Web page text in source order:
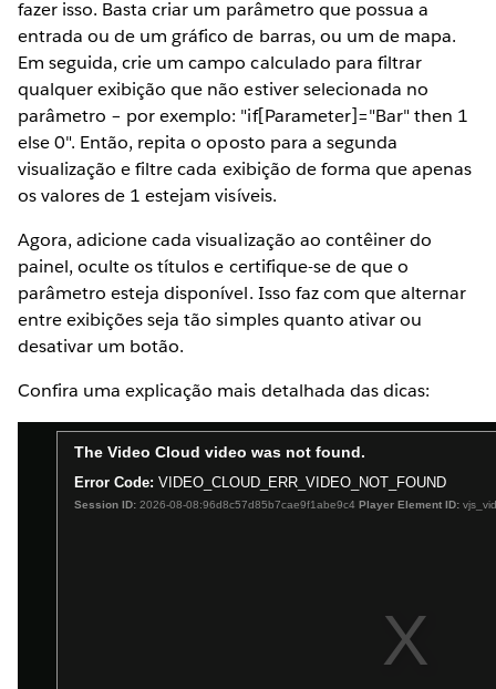
fazer isso. Basta criar um parâmetro que possua a
entrada ou de um gráfico de barras, ou um de mapa.
Em seguida, crie um campo calculado para filtrar
qualquer exibição que não estiver selecionada no
parâmetro – por exemplo: "if[Parameter]="Bar" then 1
else 0". Então, repita o oposto para a segunda
visualização e filtre cada exibição de forma que apenas
os valores de 1 estejam visíveis.
Agora, adicione cada visualização ao contêiner do
painel, oculte os títulos e certifique-se de que o
parâmetro esteja disponível. Isso faz com que alternar
entre exibições seja tão simples quanto ativar ou
desativar um botão.
Confira uma explicação mais detalhada das dicas: